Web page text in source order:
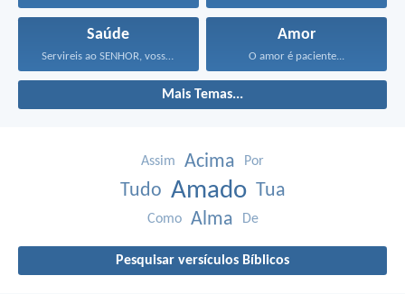
Saúde
Servireis ao SENHOR, vosso...
Amor
O amor é paciente...
Mais Temas...
Assim Acima Por
Tudo Amado Tua
Como Alma De
Pesquisar versículos Bíblicos